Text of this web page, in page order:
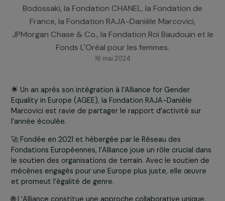
de femmes marginalisées et combattre les
de genre. L'alliance est composée la Fondation
Bodossaki, la Fondation CHANEL, la Fondation de
France, la Fondation RAJA-Danièle Marcovici,
16 mai 2024
Equality in Europe (AGEE), la Fondation RAJA-Danièle
Marcovici est ravie de partager le rapport d’activité sur
l’année écoulée.
🚀 Fondée en 2021 et hébergée par le Réseau des
Fondations Européennes, l’Alliance joue un rôle crucial